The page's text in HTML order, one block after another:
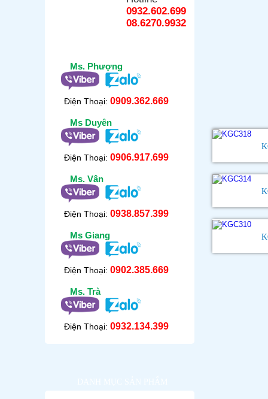
0932.602.699
08.6270.9932
Ms. Phượng
Điện Thoại: 0909.362.669
Ms Duyên
Điện Thoại: 0906.917.699
Ms. Vân
Điện Thoại: 0938.857.399
Ms Giang
Điện Thoại: 0902.385.669
Ms. Trà
Điện Thoại: 0932.134.399